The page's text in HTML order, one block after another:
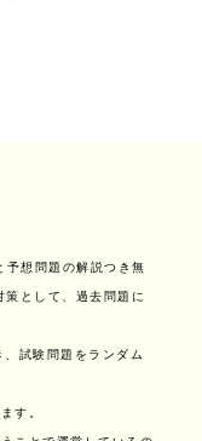
想問題の解説つき無
として、過去問題に
試験問題をランダム
す。